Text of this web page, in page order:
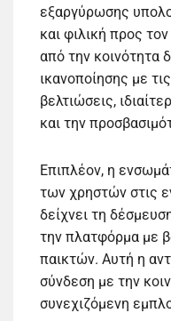
εξαργύρωσης
και φιλική προς
από την κοινότητα
ικανοποίησης με
βελτιώσεις,
και την
Επιπλέον, η
των χρηστών στις
δείχνει τη
την πλατφόρμα με
παικτών. Αυτή η
σύνδεση με την
συνεχιζόμενη